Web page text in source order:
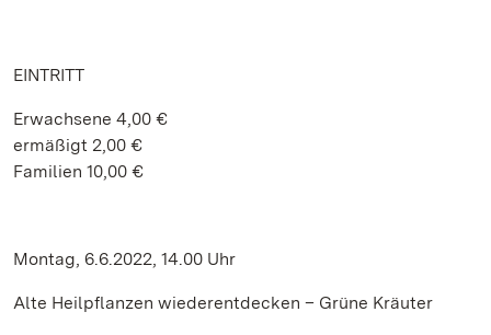
EINTRITT
Erwachsene 4,00 €
ermäßigt 2,00 €
Familien 10,00 €
Montag, 6.6.2022, 14.00 Uhr
Alte Heilpflanzen wiederentdecken – Grüne Kräuter